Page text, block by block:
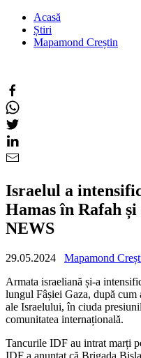
Acasă
Știri
Mapamond Creștin
Israelul a
Hamas în Rafah
NEWS
29.05.2024 Mapamond
Armata israeliană și-a
lungul Fâșiei Gaza, după cum
ale Israelului, în ciuda
comunitatea internațională.
Tancurile IDF au intrat marți
IDF a anunțat că Brigada